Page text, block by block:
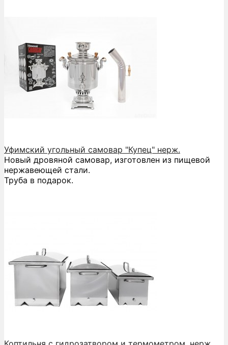
Уфимский угольный самовар "Купец" нерж.
Новый дровяной самовар, изготовлен из пищевой
нержавеющей стали.
Труба в подарок.